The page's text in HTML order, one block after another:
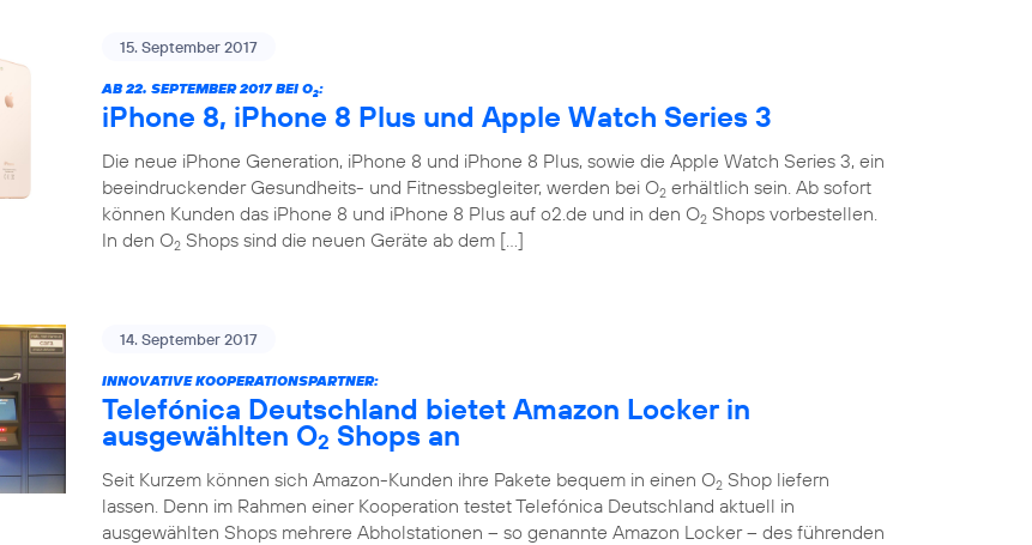
15. September 2017
AB 22. SEPTEMBER 2017 BEI O2:
iPhone 8, iPhone 8 Plus und Apple Watch Series 3
Die neue iPhone Generation, iPhone 8 und iPhone 8 Plus, sowie die Apple Watch Series 3, ein
beeindruckender Gesundheits- und Fitnessbegleiter, werden bei O2 erhältlich sein. Ab sofort
können Kunden das iPhone 8 und iPhone 8 Plus auf o2.de und in den O2 Shops vorbestellen.
In den O2 Shops sind die neuen Geräte ab dem […]
14. September 2017
INNOVATIVE KOOPERATIONSPARTNER:
Telefónica Deutschland bietet Amazon Locker in
ausgewählten O2 Shops an
Seit Kurzem können sich Amazon-Kunden ihre Pakete bequem in einen O2 Shop liefern
lassen. Denn im Rahmen einer Kooperation testet Telefónica Deutschland aktuell in
ausgewählten Shops mehrere Abholstationen – so genannte Amazon Locker – des führenden